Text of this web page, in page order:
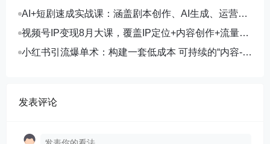
单月变现10万+秘籍
AI+短剧速成实战课：涵盖剧本创作、AI生成、运营变
现，单部剧收益破万
视频号IP变现8月大课，覆盖IP定位+内容创作+流量获
取+合规运营+商业转化
小红书引流爆单术：构建一套低成本 可持续的“内容-引
发表评论